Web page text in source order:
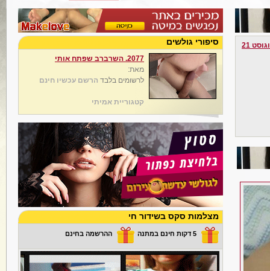
21 סיפורי גולשים
2077. השרברב שפתח אותי
מאת:
לרשומים בלבד הרשם עכשיו חינם
קטגוריית אמיתי
מצלמות סקס בשידור חי
5 דקות חינם במתנה ההרשמה בחינם